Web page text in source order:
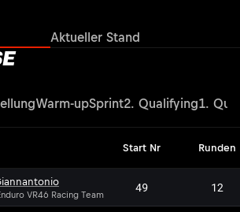
Aktueller Stand
Warm-upSprint2. Qualifying1.
Start Nr Runden
VR46 Racing Team 49 12